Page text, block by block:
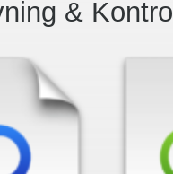
& Kontrol